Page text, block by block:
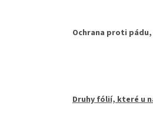
Ochrana proti
Druhy fólií, které u